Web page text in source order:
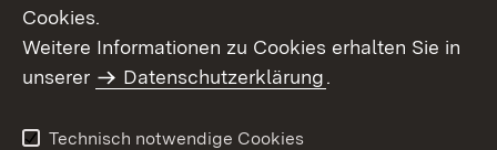
Benutzungshinweise
Erklärung zur
Cookies.
Weitere Informationen zu Cookies erhalten Sie in
unserer
Datenschutzerklärung.
Technisch notwendige Cookies